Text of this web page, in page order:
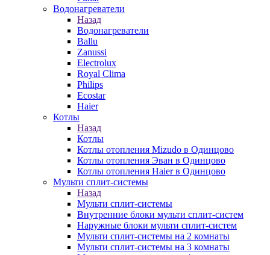
Водонагреватели
Назад
Водонагреватели
Ballu
Zanussi
Electrolux
Royal Clima
Philips
Ecostar
Haier
Котлы
Назад
Котлы
Котлы отопления Mizudo в Одинцово
Котлы отопления Эван в Одинцово
Котлы отопления Haier в Одинцово
Мульти сплит-системы
Назад
Мульти сплит-системы
Внутренние блоки мульти сплит-систем
Наружные блоки мульти сплит-систем
Мульти сплит-системы на 2 комнаты
Мульти сплит-системы на 3 комнаты